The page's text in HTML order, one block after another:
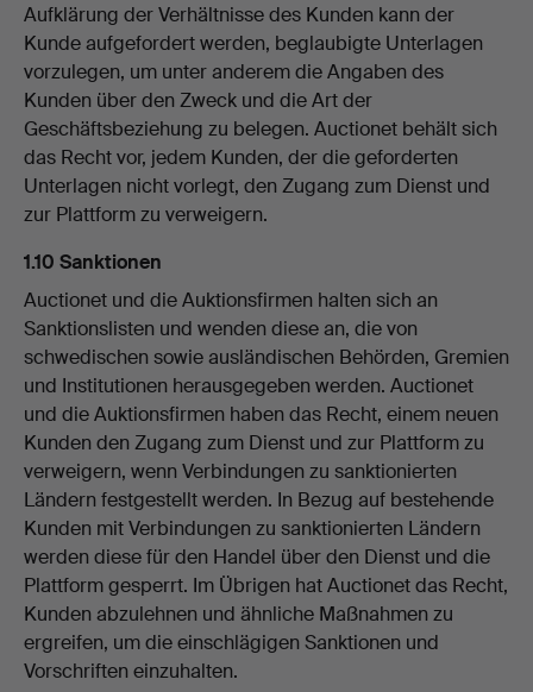
Aufklärung der Verhältnisse des Kunden kann der
Kunde aufgefordert werden, beglaubigte Unterlagen
vorzulegen, um unter anderem die Angaben des
Kunden über den Zweck und die Art der
Geschäftsbeziehung zu belegen. Auctionet behält sich
das Recht vor, jedem Kunden, der die geforderten
Unterlagen nicht vorlegt, den Zugang zum Dienst und
zur Plattform zu verweigern.
1.10 Sanktionen
Auctionet und die Auktionsfirmen halten sich an
Sanktionslisten und wenden diese an, die von
schwedischen sowie ausländischen Behörden, Gremien
und Institutionen herausgegeben werden. Auctionet
und die Auktionsfirmen haben das Recht, einem neuen
Kunden den Zugang zum Dienst und zur Plattform zu
verweigern, wenn Verbindungen zu sanktionierten
Ländern festgestellt werden. In Bezug auf bestehende
Kunden mit Verbindungen zu sanktionierten Ländern
werden diese für den Handel über den Dienst und die
Plattform gesperrt. Im Übrigen hat Auctionet das Recht,
Kunden abzulehnen und ähnliche Maßnahmen zu
ergreifen, um die einschlägigen Sanktionen und
Vorschriften einzuhalten.